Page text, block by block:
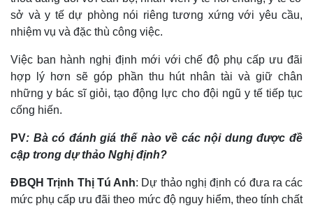
Pháp luật
Vụ án
Tư vấn luật
Quân sự - Quốc phòng
Phân tích
sở và y tế dự phòng nói riêng tương xứng với yêu cầu,
nhiệm vụ và đặc thù công việc.
Việc ban hành nghị định mới với chế độ phụ cấp ưu đãi
hợp lý hơn sẽ góp phần thu hút nhân tài và giữ chân
những y bác sĩ giỏi, tạo động lực cho đội ngũ y tế tiếp tục
cống hiến.
PV: Bà có đánh giá thế nào về các nội dung được đề
cập trong dự thảo Nghị định?
ĐBQH Trịnh Thị Tú Anh: Dự thảo nghị định có đưa ra các
mức phụ cấp ưu đãi theo mức độ nguy hiểm, theo tính chất